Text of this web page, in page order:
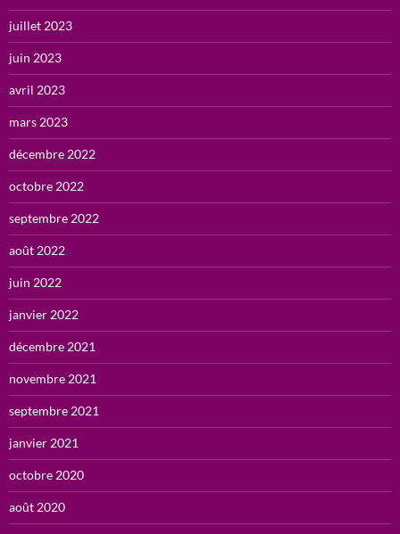
juillet 2023
juin 2023
avril 2023
mars 2023
décembre 2022
octobre 2022
septembre 2022
août 2022
juin 2022
janvier 2022
décembre 2021
novembre 2021
septembre 2021
janvier 2021
octobre 2020
août 2020